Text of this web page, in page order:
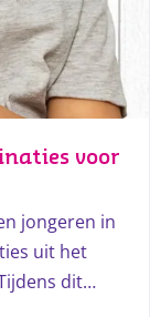
voor
jongeren in
uit het
dit